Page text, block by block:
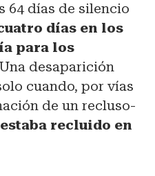
64 días de silencio
días en los
para los
desaparición
cuando, por vías
de un recluso-
recluido en